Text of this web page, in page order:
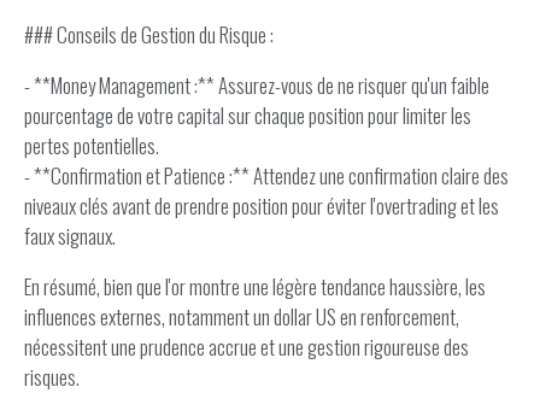
### Conseils de Gestion du Risque :
- **Money Management :** Assurez-vous de ne risquer qu'un faible
pourcentage de votre capital sur chaque position pour limiter les
pertes potentielles.
- **Confirmation et Patience :** Attendez une confirmation claire des
niveaux clés avant de prendre position pour éviter l'overtrading et les
faux signaux.
En résumé, bien que l'or montre une légère tendance haussière, les
influences externes, notamment un dollar US en renforcement,
nécessitent une prudence accrue et une gestion rigoureuse des
risques.